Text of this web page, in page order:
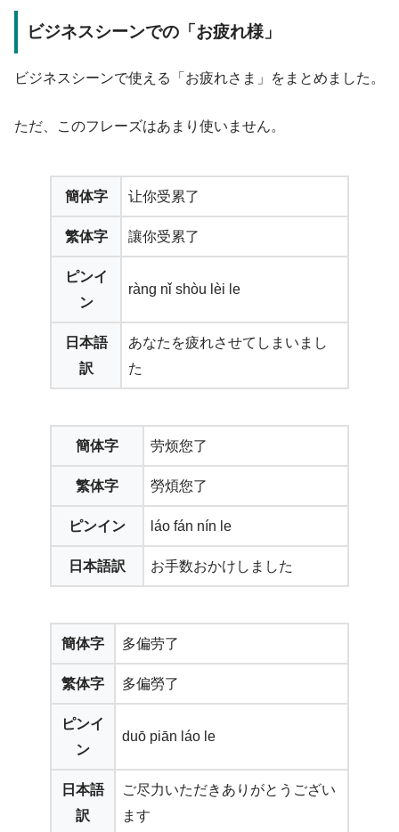
ビジネスシーンでの「お疲れ様」
ビジネスシーンで使える「お疲れさま」をまとめました。
ただ、このフレーズはあまり使いません。
簡体字 让你受累了
繁体字 讓你受累了
ピンイ
ン
ràng nǐ shòu lèi le
日本語
訳
あなたを疲れさせてしまいまし
た
簡体字 劳烦您了
繁体字 勞煩您了
ピンイン láo fán nín le
日本語訳 お手数おかけしました
簡体字 多偏劳了
繁体字 多偏勞了
ピンイ
ン
duō piān láo le
日本語
訳
ご尽力いただきありがとうござい
ます